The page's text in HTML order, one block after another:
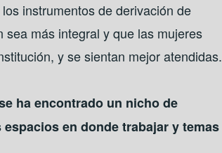
instrumentos de derivación de
más integral y que las mujeres
y se sientan mejor atendidas.
ha encontrado un nicho de
en donde trabajar y temas